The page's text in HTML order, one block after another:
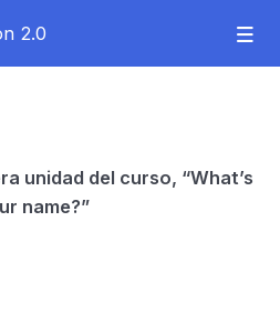
2.0
unidad del curso, “What’s
name?”